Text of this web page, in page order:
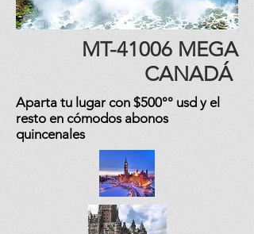
MT-41006 MEGA
CANADÁ
Aparta tu lugar con $500°° usd y el
resto en cómodos abonos
quincenales